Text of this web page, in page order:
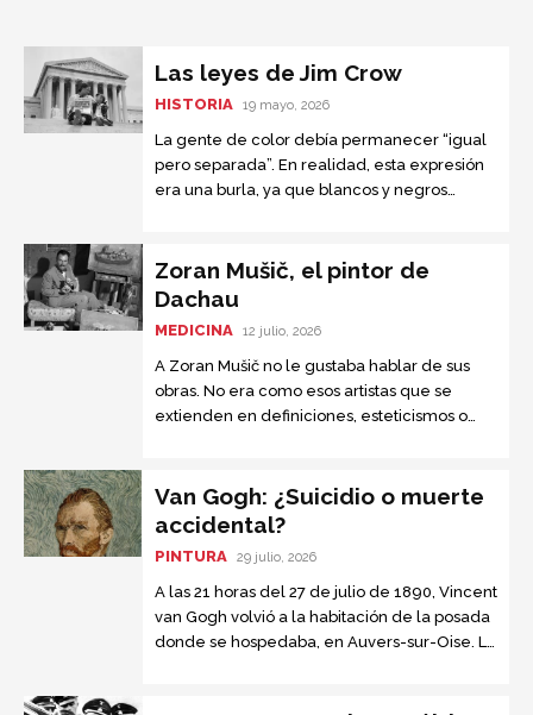
Las leyes de Jim Crow
HISTORIA 19 mayo, 2026
La gente de color debía permanecer “igual
pero separada”. En realidad, esta expresión
era una burla, ya que blancos y negros
Zoran Mušič, el pintor de
Dachau
MEDICINA 12 julio, 2026
A Zoran Mušič no le gustaba hablar de sus
obras. No era como esos artistas que se
extienden en definiciones, esteticismos o
Van Gogh: ¿Suicidio o muerte
accidental?
PINTURA 29 julio, 2026
A las 21 horas del 27 de julio de 1890, Vincent
van Gogh volvió a la habitación de la posada
donde se hospedaba, en Auvers-sur-Oise. La